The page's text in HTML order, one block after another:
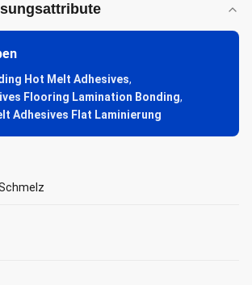
Hot Melt Adhesives,
Flooring Lamination Bonding,
Adhesives Flat Laminierung